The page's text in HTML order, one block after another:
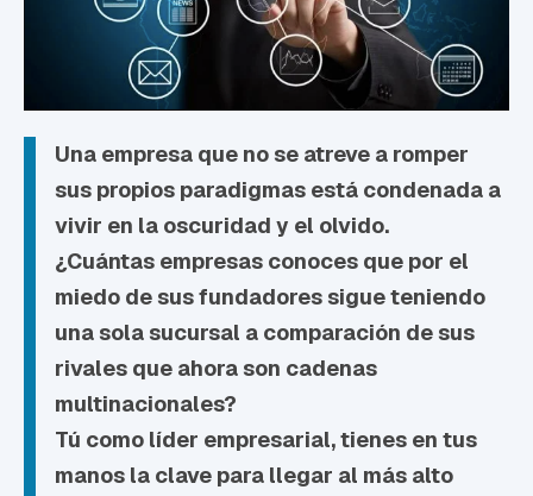
Una empresa que no se atreve a romper
sus propios paradigmas está condenada a
vivir en la oscuridad y el olvido.
¿Cuántas empresas conoces que por el
miedo de sus fundadores sigue teniendo
una sola sucursal a comparación de sus
rivales que ahora son cadenas
multinacionales?
Tú como líder empresarial, tienes en tus
manos la clave para llegar al más alto